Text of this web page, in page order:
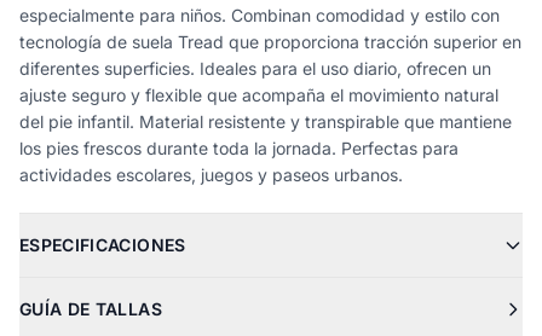
especialmente para niños. Combinan comodidad y estilo con
tecnología de suela Tread que proporciona tracción superior en
diferentes superficies. Ideales para el uso diario, ofrecen un
ajuste seguro y flexible que acompaña el movimiento natural
del pie infantil. Material resistente y transpirable que mantiene
los pies frescos durante toda la jornada. Perfectas para
actividades escolares, juegos y paseos urbanos.
ESPECIFICACIONES
GUÍA DE TALLAS